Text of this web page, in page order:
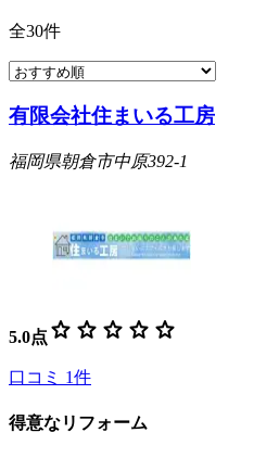
全30件
有限会社住まいる工房
福岡県朝倉市中原392-1
5.0点 star star star star star
口コミ 1件
得意なリフォーム